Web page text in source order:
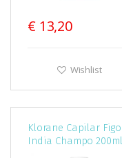
€ 13,20
Wishlist
Klorane Capilar Figo
India Champo 200ml